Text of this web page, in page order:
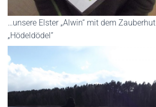
…unsere Elster „Alwin“ mit dem Zauberhut
„Hödeldödel“